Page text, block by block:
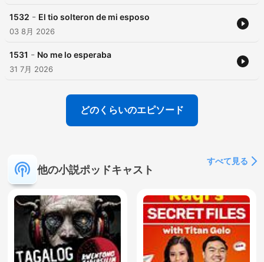
1532 - El tio solteron de mi esposo
03 8月 2026
1531 - No me lo esperaba
31 7月 2026
どのくらいのエピソード
他の小説ポッドキャスト
すべて見る